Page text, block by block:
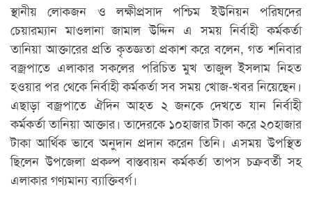
স্থানীয় লোকজন ও লক্ষীপ্রসাদ পশ্চিম ইউনিয়ন পরিষদের
চেয়ারম্যান মাওলানা জামাল উদ্দিন এ সময় নির্বাহী কর্মকর্তা
তানিয়া আক্তারের প্রতি কৃতজ্ঞতা প্রকাশ করে বলেন, গত শনিবার
বজ্রপাতে এলাকার সকলের পরিচিত মুখ তাজুল ইসলাম নিহত
হওয়ার পর থেকে নির্বাহী কর্মকর্তা সব সময় খোজ-খবর নিয়েছেন।
এছাড়া বজ্রপাতে ঐদিন আহত ২ জনকে দেখতে যান নির্বাহী
কর্মকর্তা তানিয়া আক্তার। তাদেরকে ১০হাজার টাকা করে ২০হাজার
টাকা আর্থিক ভাবে অনুদান প্রদান করেন তিনি। এসময় উপস্থিত
ছিলেন উপজেলা প্রকল্প বাস্তবায়ন কর্মকর্তা তাপস চক্রবর্তী সহ
এলাকার গণ্যমান্য ব্যাক্তিবর্গ।